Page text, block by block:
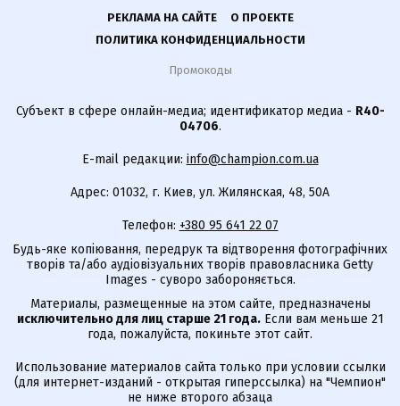
РЕКЛАМА НА САЙТЕ
О ПРОЕКТЕ
ПОЛИТИКА КОНФИДЕНЦИАЛЬНОСТИ
Промокоды
Субъект в сфере онлайн-медиа; идентификатор медиа - R40-
04706.
E-mail редакции: info@champion.com.ua
Адрес: 01032, г. Киев, ул. Жилянская, 48, 50А
Телефон: +380 95 641 22 07
Будь-яке копіювання, передрук та відтворення фотографічних
творів та/або аудіовізуальних творів правовласника Getty
Images - суворо забороняється.
Материалы, размещенные на этом сайте, предназначены
исключительно для лиц старше 21 года.Если вам меньше 21
года, пожалуйста, покиньте этот сайт.
Использование материалов сайта только при условии ссылки
(для интернет-изданий - открытая гиперссылка) на "Чемпион"
не ниже второго абзаца